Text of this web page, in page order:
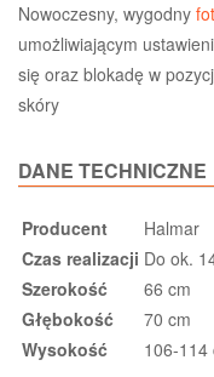
Nowoczesny, wygodny
umożliwiającym
się oraz blokadę w
skóry
DANE TECHNICZNE
Producent
Halmar
Czas realizacji Do ok.
Szerokość
66 cm
Głębokość
70 cm
Wysokość
106-114